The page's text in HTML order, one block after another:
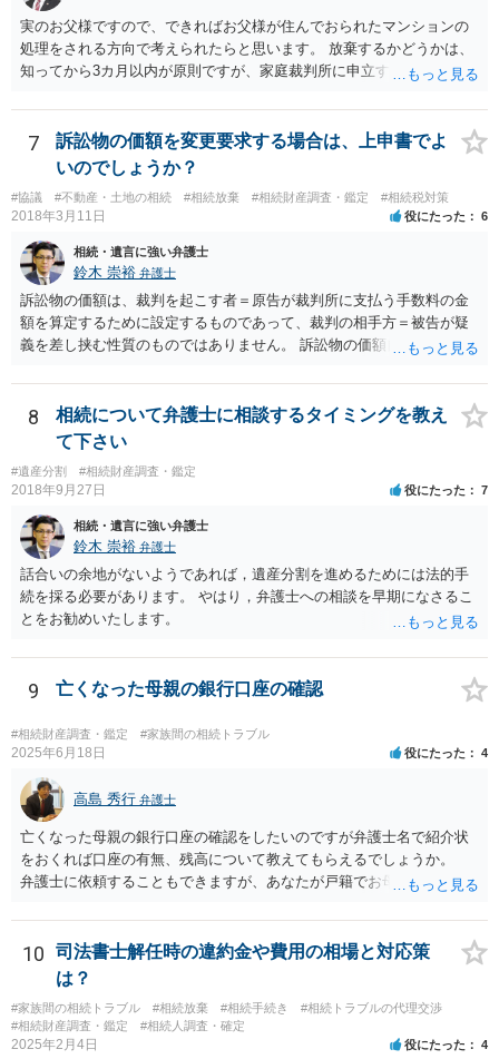
実のお父様ですので、できればお父様が住んでおられたマンションの
処理をされる方向で考えられたらと思います。 放棄するかどうかは、
知ってから3カ月以内が原則ですが、家庭裁判所に申立すれば3カ月の
放棄するかどうか決めることができます。 銀行やサラ金が数年も放置
することはありませんので、数年後に借金が発見される可能性はほぼ
ありません。 なお、私が扱った相続放棄を検討していた案件で、期間
伸長して調査したところ、サラ金に対する過払金など相当な財産が見
つかったため相続したという事例がありました。
7
訴訟物の価額を変更要求する場合は、上申書でよ
いのでしょうか？
#協議 #不動産・土地の相続 #相続放棄 #相続財産調査・鑑定 #相続税対策
2018年3月11日 役にたった 6
相続・遺言に強い弁護士
鈴木 崇裕 弁護士
訴訟物の価額は、裁判を起こす者＝原告が裁判所に支払う手数料の金
額を算定するために設定するものであって、裁判の相手方＝被告が疑
義を差し挟む性質のものではありません。 訴訟物の価額自体が裁判の
したとしても、変更されることはありません。
8
相続について弁護士に相談するタイミングを教え
て下さい
#遺産分割 #相続財産調査・鑑定
2018年9月27日 役にたった 7
相続・遺言に強い弁護士
鈴木 崇裕 弁護士
話合いの余地がないようであれば，遺産分割を進めるためには法的手
続を採る必要があります。 やはり，弁護士への相談を早期になさるこ
とをお勧めいたします。
9 亡くなった母親の銀行口座の確認
#相続財産調査・鑑定 #家族間の相続トラブル
2025年6月18日 役にたった 4
高島 秀行 弁護士
亡くなった母親の銀行口座の確認をしたいのですが弁護士名で紹介状
をおくれば口座の有無、残高について教えてもらえるでしょうか。
弁護士に依頼することもできますが、あなたが戸籍でお母さんの相続
高は教えてくれると思います。 自分ではよくわからないということ
であれば、弁護士に相談し依頼されたら良いと思います。
10
司法書士解任時の違約金や費用の相場と対応策
は？
#家族間の相続トラブル #相続放棄 #相続手続き
#相続トラブルの代理交渉
#相続財産調査・鑑定
#相続人調査・確定
2025年2月4日 役にたった 4